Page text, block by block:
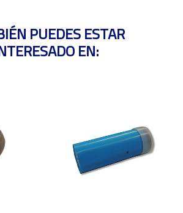
PUEDES ESTAR
EN: